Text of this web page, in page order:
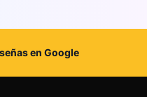
en Google